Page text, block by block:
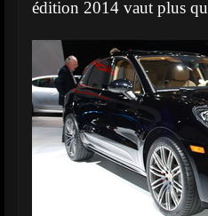
édition 2014 vaut plus